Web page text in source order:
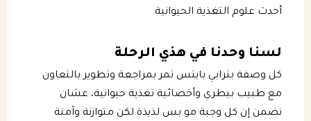
أحدث علوم التغذية الحيوانية
لسنا وحدنا في هذي الرحلة
كل وصفة بترابي بايتس تمر بمراجعة وتطوير بالتعاون
مع طبيب بيطري وأخصائية تغذية حيوانية، عشان
نضمن إن كل وجبة مو بس لذيذة لكن متوازنة وآمنة